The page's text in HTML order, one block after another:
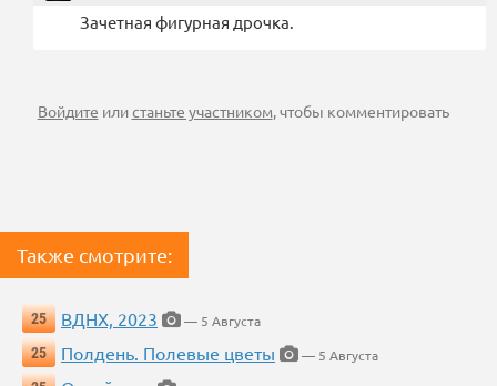
Зачетная фигурная дрочка.
Войдите илистаньте участником, чтобы комментировать
Также смотрите:
25 ВДНХ, 2023
— 5 Августа
25
Полдень. Полевые цветы
— 5 Августа